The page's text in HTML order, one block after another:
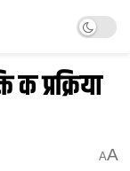
प्रक्रिया
AA